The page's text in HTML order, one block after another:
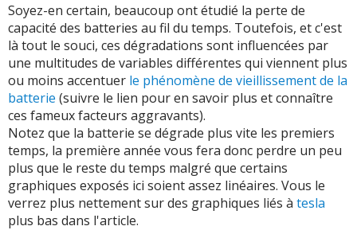
Soyez-en certain, beaucoup ont étudié la perte de
capacité des batteries au fil du temps. Toutefois, et c'est
là tout le souci, ces dégradations sont influencées par
une multitudes de variables différentes qui viennent plus
ou moins accentuer le phénomène de vieillissement de la
batterie (suivre le lien pour en savoir plus et connaître
ces fameux facteurs aggravants).
Notez que la batterie se dégrade plus vite les premiers
temps, la première année vous fera donc perdre un peu
plus que le reste du temps malgré que certains
graphiques exposés ici soient assez linéaires. Vous le
verrez plus nettement sur des graphiques liés à tesla
plus bas dans l'article.